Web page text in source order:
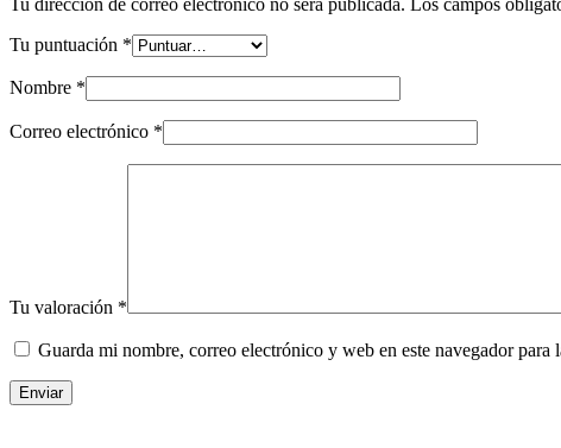
Tu puntuación *
Nombre *
Correo electrónico *
Tu valoración *
Guarda mi nombre, correo electrónico y web en este navegador para
Enviar